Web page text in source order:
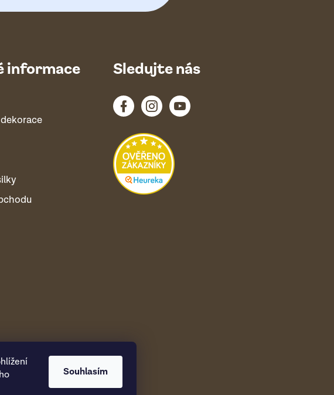
Souhlasím
informace Sledujte nás